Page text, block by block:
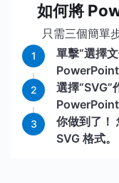
如何將
只需三個簡單
1
單擊“選擇
PowerPoint
2
選擇“SVG”
PowerPoint
3
你做到了！
SVG 格式